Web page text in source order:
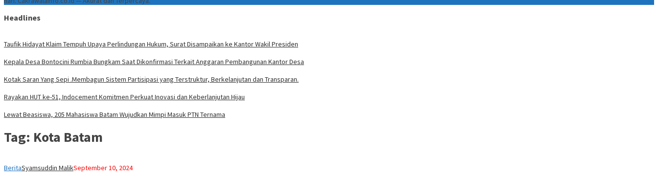
Headlines
Taufik Hidayat Klaim Tempuh Upaya Perlindungan Hukum, Surat Disampaikan ke Kantor Wakil Presiden
Kepala Desa Bontocini Rumbia Bungkam Saat Dikonfirmasi Terkait Anggaran Pembangunan Kantor Desa
Kotak Saran Yang Sepi .Membagun Sistem Partisipasi yang Terstruktur, Berkelanjutan dan Transparan.
Rayakan HUT ke-51, Indocement Komitmen Perkuat Inovasi dan Keberlanjutan Hijau
Lewat Beasiswa, 205 Mahasiswa Batam Wujudkan Mimpi Masuk PTN Ternama
Tag: Kota Batam
BeritaSyamsuddin MalikSeptember 10, 2024